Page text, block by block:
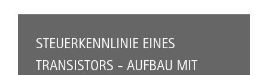
STEUERKENNLINIE EINES
TRANSISTORS - AUFBAU MIT